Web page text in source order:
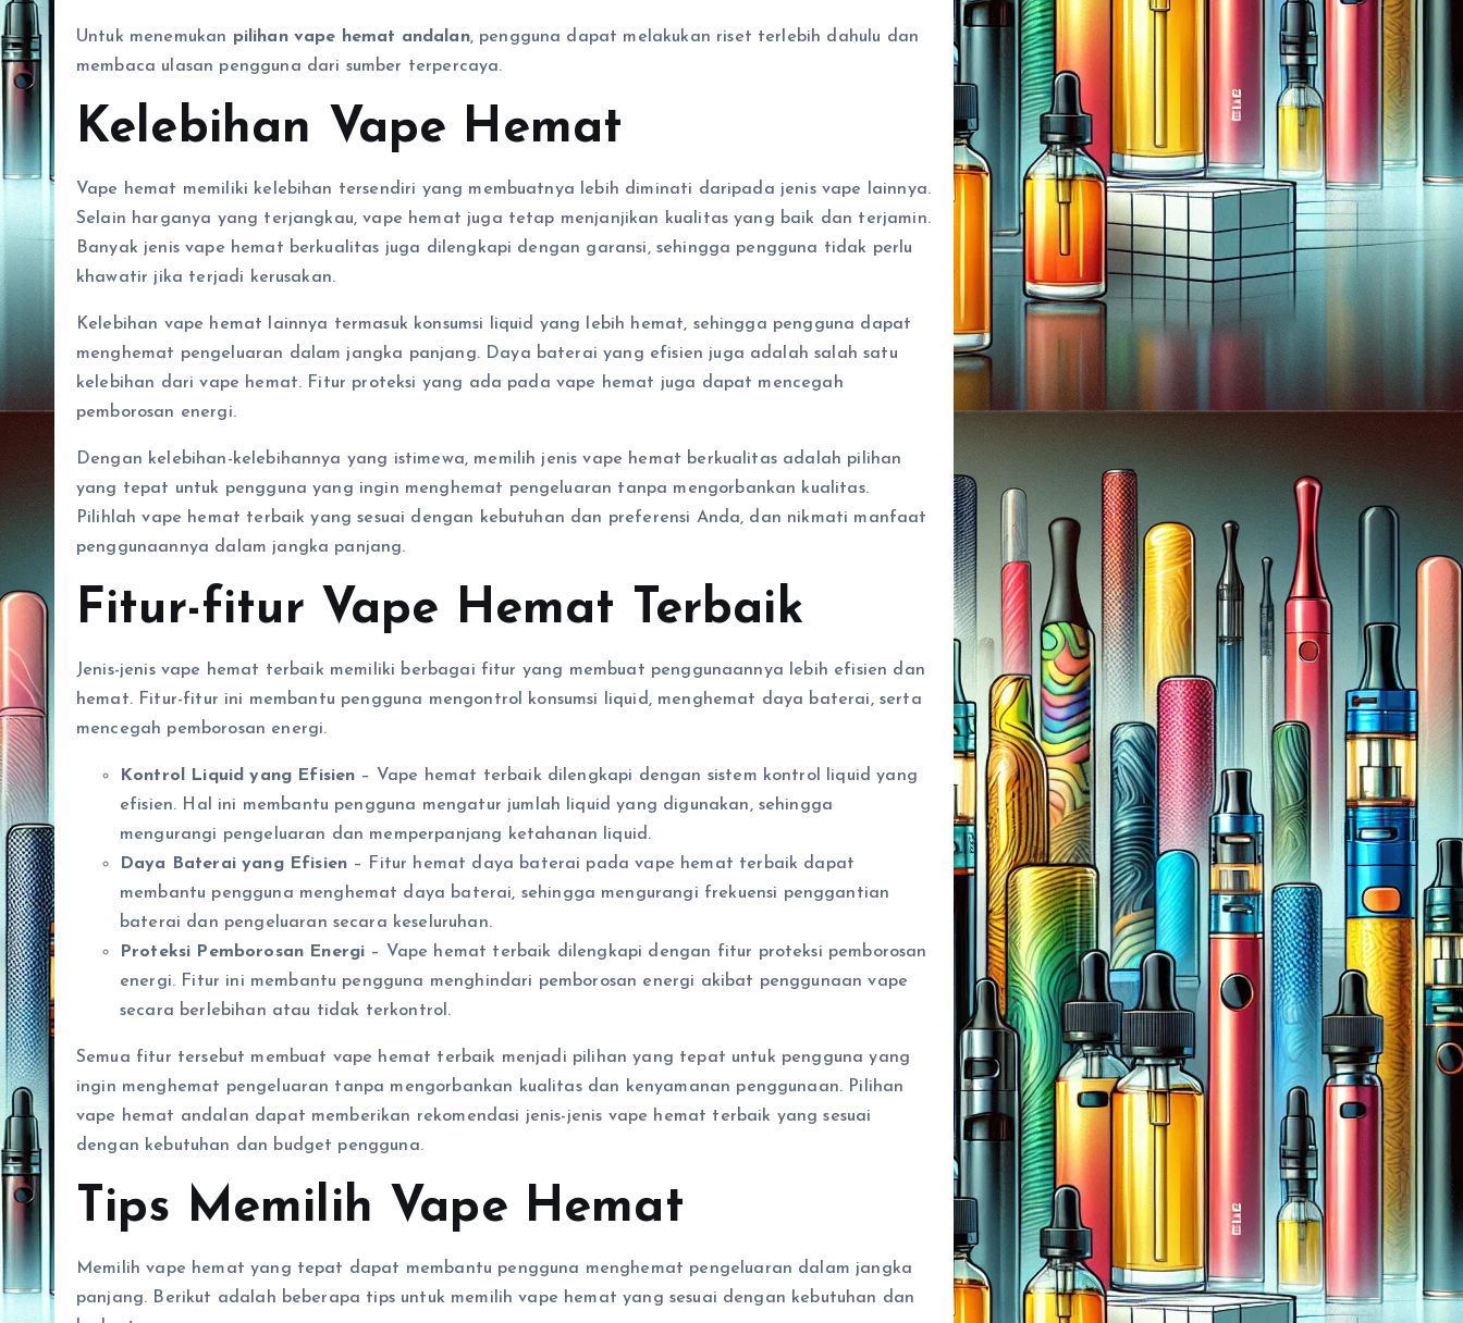
Untuk menemukan pilihan vape hemat andalan, pengguna dapat melakukan riset terlebih dahulu dan
membaca ulasan pengguna dari sumber terpercaya.
Kelebihan Vape Hemat
Vape hemat memiliki kelebihan tersendiri yang membuatnya lebih diminati daripada jenis vape lainnya.
Selain harganya yang terjangkau, vape hemat juga tetap menjanjikan kualitas yang baik dan terjamin.
Banyak jenis vape hemat berkualitas juga dilengkapi dengan garansi, sehingga pengguna tidak perlu
khawatir jika terjadi kerusakan.
Kelebihan vape hemat lainnya termasuk konsumsi liquid yang lebih hemat, sehingga pengguna dapat
menghemat pengeluaran dalam jangka panjang. Daya baterai yang efisien juga adalah salah satu
kelebihan dari vape hemat. Fitur proteksi yang ada pada vape hemat juga dapat mencegah
pemborosan energi.
Dengan kelebihan-kelebihannya yang istimewa, memilih jenis vape hemat berkualitas adalah pilihan
yang tepat untuk pengguna yang ingin menghemat pengeluaran tanpa mengorbankan kualitas.
Pilihlah vape hemat terbaik yang sesuai dengan kebutuhan dan preferensi Anda, dan nikmati manfaat
penggunaannya dalam jangka panjang.
Fitur-fitur Vape Hemat Terbaik
Jenis-jenis vape hemat terbaik memiliki berbagai fitur yang membuat penggunaannya lebih efisien dan
hemat. Fitur-fitur ini membantu pengguna mengontrol konsumsi liquid, menghemat daya baterai, serta
mencegah pemborosan energi.
Kontrol Liquid yang Efisien – Vape hemat terbaik dilengkapi dengan sistem kontrol liquid yang
efisien. Hal ini membantu pengguna mengatur jumlah liquid yang digunakan, sehingga
mengurangi pengeluaran dan memperpanjang ketahanan liquid.
Daya Baterai yang Efisien – Fitur hemat daya baterai pada vape hemat terbaik dapat
membantu pengguna menghemat daya baterai, sehingga mengurangi frekuensi penggantian
baterai dan pengeluaran secara keseluruhan.
Proteksi Pemborosan Energi – Vape hemat terbaik dilengkapi dengan fitur proteksi pemborosan
energi. Fitur ini membantu pengguna menghindari pemborosan energi akibat penggunaan vape
secara berlebihan atau tidak terkontrol.
Semua fitur tersebut membuat vape hemat terbaik menjadi pilihan yang tepat untuk pengguna yang
ingin menghemat pengeluaran tanpa mengorbankan kualitas dan kenyamanan penggunaan. Pilihan
vape hemat andalan dapat memberikan rekomendasi jenis-jenis vape hemat terbaik yang sesuai
dengan kebutuhan dan budget pengguna.
Tips Memilih Vape Hemat
Memilih vape hemat yang tepat dapat membantu pengguna menghemat pengeluaran dalam jangka
panjang. Berikut adalah beberapa tips untuk memilih vape hemat yang sesuai dengan kebutuhan dan